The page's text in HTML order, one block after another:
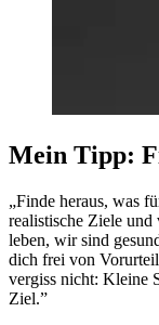
Mein Tipp:
„Finde heraus, was
realistische Ziele und
leben, wir sind
dich frei von
vergiss nicht: Kleine
Ziel.”